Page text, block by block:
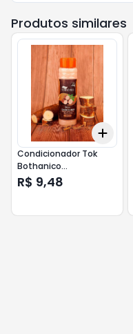
Produtos similares
Add
Condicionador Tok
Bothanico
Quer/Mand.400m
R$ 9,48